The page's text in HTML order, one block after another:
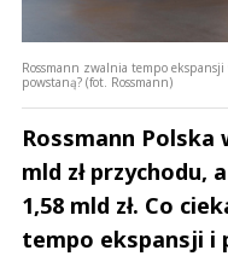
Rossmann zwalnia tempo
powstaną? (fot. Rossmann)
Rossmann Polska
mld zł przychodu,
1,58 mld zł. Co
tempo ekspansji i